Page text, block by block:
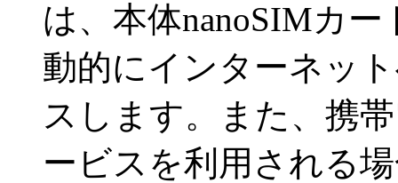
は、本体nanoSIMカ
動的にインターネッ
スします。また、携
ービスを利用される